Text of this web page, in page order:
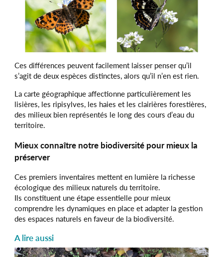
Ces différences peuvent facilement laisser penser qu’il
s’agit de deux espèces distinctes, alors qu’il n’en est rien.
La carte géographique affectionne particulièrement les
lisières, les ripisylves, les haies et les clairières forestières,
des milieux bien représentés le long des cours d’eau du
territoire.
Mieux connaître notre biodiversité pour mieux la
préserver
Ces premiers inventaires mettent en lumière la richesse
écologique des milieux naturels du territoire.
Ils constituent une étape essentielle pour mieux
comprendre les dynamiques en place et adapter la gestion
des espaces naturels en faveur de la biodiversité.
A lire aussi